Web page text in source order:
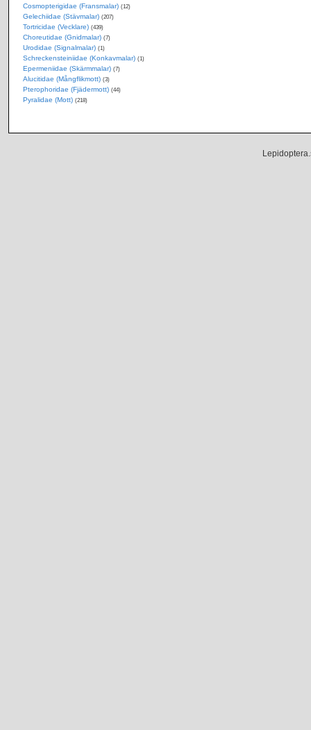
Cosmopterigidae (Fransmalar) (12)
Gelechiidae (Stävmalar) (207)
Tortricidae (Vecklare) (439)
Choreutidae (Gnidmalar) (7)
Urodidae (Signalmalar) (1)
Schreckensteiniidae (Konkavmalar) (1)
Epermeniidae (Skärmmalar) (7)
Alucitidae (Mångflikmott) (3)
Pterophoridae (Fjädermott) (44)
Pyralidae (Mott) (218)